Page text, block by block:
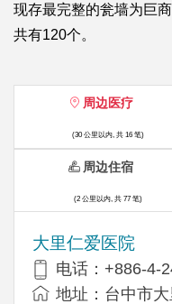
现存最完整的瓮墙为巨
共有120个。
周边医疗
(30 公里以内, 共 16 笔)
大里仁爱医院
电话：+886-4-
地址：台中市
周边住宿
(2 公里以内, 共 77 笔)